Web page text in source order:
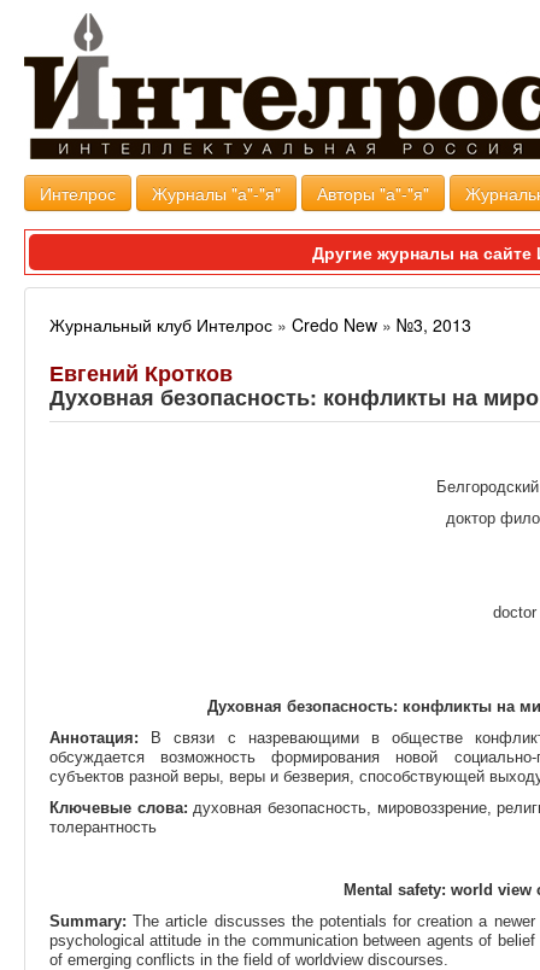
Интелрос Журналы "а"-"я" Авторы "а"-"я"
Другие журналы на
Журнальный клуб Интелрос » Credo New » №3, 2013
Евгений Кротков
Духовная безопасность: конфликты на
доктор
Духовная безопасность: конфликты на
Аннотация: В связи с назревающими в обществе
обсуждается возможность формирования новой
субъектов разной веры, веры и безверия, способствующей
Ключевые слова:духовная безопасность, мировоззрение,
толерантность
Mental safety: world view
Summary: The article discusses the potentials for creation a
psychological attitude in the communication between agents of
of emerging conflicts in the field of worldview discourses.